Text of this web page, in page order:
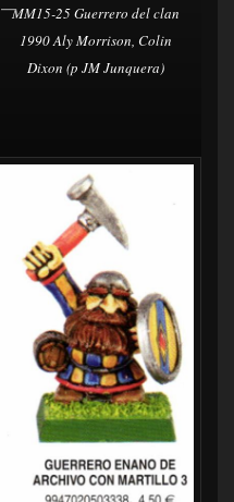
MM15-25 Guerrero del clan
1990 Aly Morrison, Colin
Dixon (p JM Junquera)